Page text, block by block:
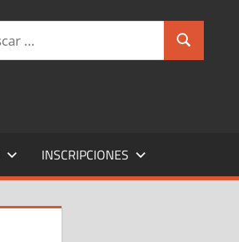
Buscar
INSCRIPCIONES